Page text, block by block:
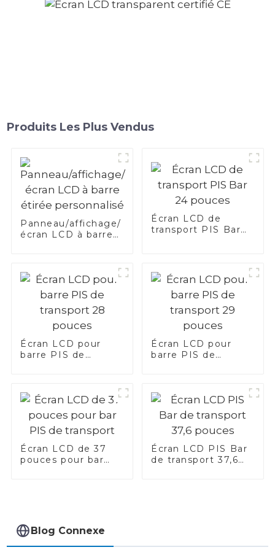
Produits Les Plus Vendus
Panneau/affichage/
écran LCD à barre
Écran LCD de
transport PIS Bar
Écran LCD pour
barre PIS de
Écran LCD pour
barre PIS de
Écran LCD de 37
pouces pour bar
Écran LCD PIS Bar
de transport 37,6
Blog Connexe